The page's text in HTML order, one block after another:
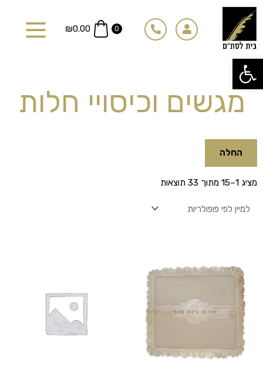
פתח סרגל נגישות
דילוג
לתוכן
0
₪0.00
מגשים וכיסויי חלות
החלה
מציג 1–15 מתוך 33 תוצאות
זה
מספר
לבחור
יש
מספר